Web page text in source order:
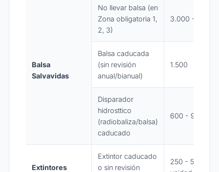
Balsa
Salvavidas
No llevar balsa (en
Zona obligatoria 1,
2, 3)
3.000 - 6.000
Balsa caducada
(sin revisión
anual/bianual)
1.500
Disparador
hidrosttico
(radiobaliza/balsa)
caducado
600 - 900
Extintores
Extintor caducado
o sin revisión
250 - 500 /